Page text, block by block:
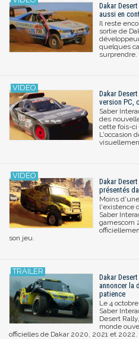
Dakar
aussi en
Il reste
sortie de
quelques
surprendre.
Dakar
version PC,
Saber
des
cette fois-ci
L'occasion
Dakar
présentés
Moins
l'existence
Saber
gamescom
son jeu.
Dakar
annoncer la
patience
Le 4
Saber
Desert
monde
officielles de Dakar 2020, 2021 et 2022.